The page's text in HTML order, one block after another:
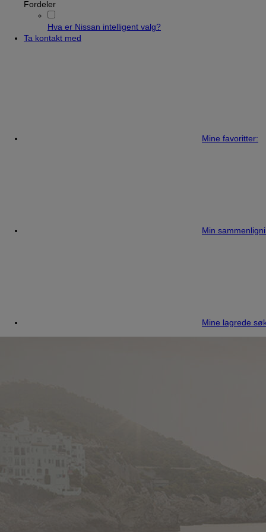
Fordeler
Hva er Nissan intelligent valg?
Ta kontakt med
Mine favoritter:
Min
Mine lagrede